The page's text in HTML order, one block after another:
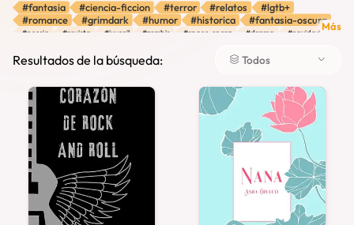
Más
#fantasia #ciencia-ficcion #terror #relatos
#lgtb+
#romance
#grimdark #humor #historica #fantasia-oscura
#poesia #revista #juvenil #zombis #space-opera #drama
#navidad
#aventura
#misterio #vampiros #verano
#fantasia-historica
#thriller
#robots #psicologico
#antologia
#diario #experimental #autobiografia #infantil
#adviento
#retro
#biografia #erotico #aventuras #realismo
#ensayo
#ecologia
#weird #filosofia #fantasmas
#realismo-magico
#hard-sci-fi
#extraterrestres #gatos
#horror-cosmico
#espacial #espacio #halloween #magia
#steampunk
#relato
#primer-contacto #satira
#fantasia-epica
#fixup
#contemporaneo #duelo
Resultados de la búsqueda: Todos